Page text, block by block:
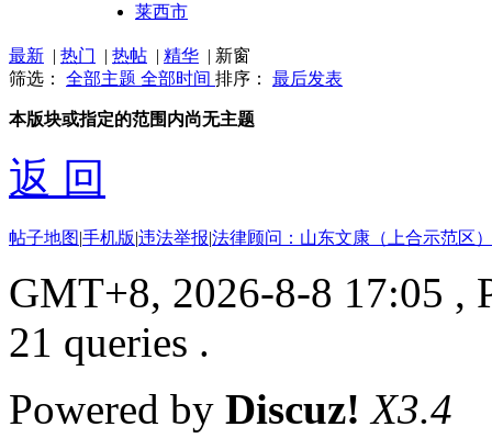
莱西市
最新 | 热门 | 热帖 | 精华 | 新窗
筛选： 全部主题 全部时间 排序： 最后发表
本版块或指定的范围内尚无主题
返 回
帖子地图|手机版|违法举报|法律顾问：山东文康（上合示范区
GMT+8, 2026-8-8 17:05 ,
21 queries .
Powered by Discuz! X3.4